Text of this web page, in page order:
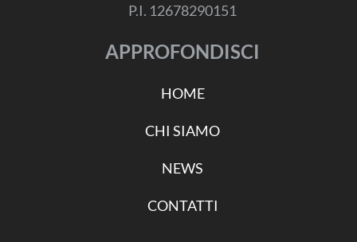
P.I. 12678290151
APPROFONDISCI
HOME
CHI SIAMO
NEWS
CONTATTI